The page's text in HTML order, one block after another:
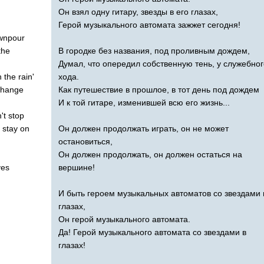
the rain'
stop
stay on
Он взял одну гитару, звезды в его глазах,
Герой музыкального автомата зажжет сегодня!
В городке без названия, под проливным дождем,
Думал, что опередил собственную тень, у
хода.
Как путешествие в прошлое, в тот день под дождем
И к той гитаре, изменившей всю его жизнь...
Он должен продолжать играть, он не может
остановиться,
Он должен продолжать, он должен остаться на
вершине!
И быть героем музыкальных автоматов со звездами
глазах,
Он герой музыкального автомата.
Да! Герой музыкального автомата со звездами в
глазах!